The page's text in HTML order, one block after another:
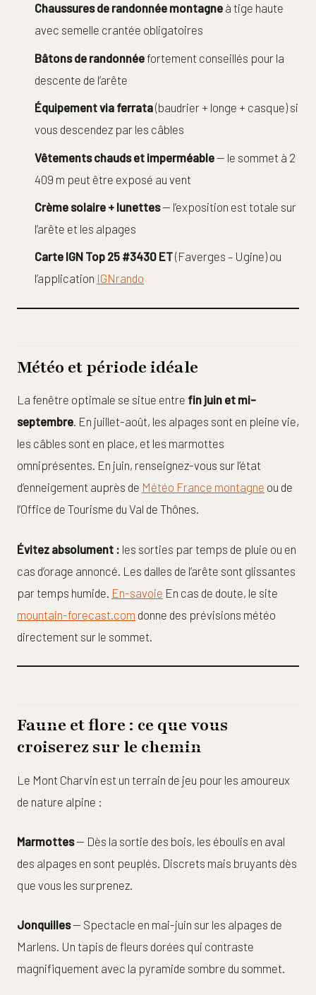
Chaussures de randonnée montagne à tige haute
avec semelle crantée obligatoires
Bâtons de randonnéefortement conseillés pour la
descente de l’arête
Équipement via ferrata(baudrier + longe + casque) si
vous descendez par les câbles
Vêtements chauds et imperméable— le sommet à 2
409 m peut être exposé au vent
Crème solaire + lunettes— l’exposition est totale sur
l’arête et les alpages
Carte IGN Top 25 #3430 ET(Faverges – Ugine) ou
l’application IGNrando
Météo et période idéale
La fenêtre optimale se situe entre fin juin et mi-
septembre. En juillet-août, les alpages sont en pleine vie,
les câbles sont en place, et les marmottes
omniprésentes. En juin, renseignez-vous sur l’état
d’enneigement auprès de Météo France montagne ou de
l’Office de Tourisme du Val de Thônes.
Évitez absolument : les sorties par temps de pluie ou en
cas d’orage annoncé. Les dalles de l’arête sont glissantes
par temps humide. En-savoie En cas de doute, le site
mountain-forecast.com donne des prévisions météo
directement sur le sommet.
Faune et flore : ce que vous
croiserez sur le chemin
Le Mont Charvin est un terrain de jeu pour les amoureux
de nature alpine :
Marmottes— Dès la sortie des bois, les éboulis en aval
des alpages en sont peuplés. Discrets mais bruyants dès
que vous les surprenez.
Jonquilles— Spectacle en mai-juin sur les alpages de
Marlens. Un tapis de fleurs dorées qui contraste
magnifiquement avec la pyramide sombre du sommet.